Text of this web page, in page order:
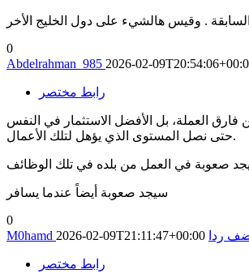
0
Abdelrahman_985 2026-02-
رابط مختصر
العملة، بل الأفضل الاستثمار في النفس
حتى نصل المستوى الذي يؤهل لتلك الأعمال.
صعوبة في العمل من بلده في تلك الوظائف
سيجد صعوبة أيضاً عندما يسافر
0
M0hamd 2026-02-09T21:11:47+00:00 ردا
رابط مختصر